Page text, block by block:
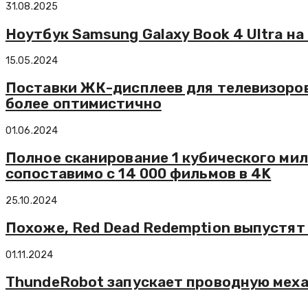
31.08.2025
Ноутбук Samsung Galaxy Book 4 Ultra
15.05.2024
Поставки ЖК-дисплеев для
более оптимистично
01.06.2024
Полное сканирование 1 кубического
сопоставимо с 14 000 фильмов в 4K
25.10.2024
Похоже, Red Dead Redemption выпустят
01.11.2024
ThundeRobot запускает проводную